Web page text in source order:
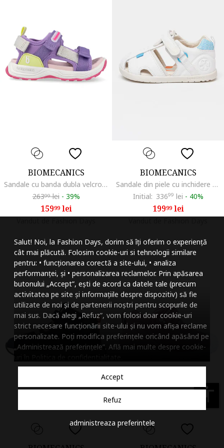
Salut! Noi, la Fashion Days, dorim să îți oferim o experiență
cât mai plăcută. Folosim cookie-uri si tehnologii similare
pentru: • funcționarea corectă a site-ului, • analiza
performanței, și • personalizarea reclamelor. Prin apăsarea
butonului „Accept”, ești de acord ca datele tale (precum
activitatea pe site și informațiile despre dispozitiv) să fie
utilizate de noi și de partenerii noștri pentru scopurile de
mai sus. Dacă alegi „Refuz”, vom folosi doar cookie-uri
strict necesare funcționării site-ului și nu vom afișa reclame
personalizate. Poți modifica preferințele oricând apăsând pe
„Administrează preferințele”. Află mai multe despre cookie-
Accept
Refuz
administreaza preferintele
BIOMECANICS
Sandale cu banda dubla velcro, Verde pal/Lila/Alb optic
26399lei - 39%
15999lei
BIOMECANICS
Sandale din piele cu inchidere velcro, Alb/Albastru
Initial: 33699 lei - 40%
19999lei
accessibility
Micsoreaza
Mareste spatierea
Micsoreaza
Mareste inaltimea
Micsoreaza
Inverseaza culorile
Nuante de gri
Cursor mare
Subliniaza link-urile
Dezactiveaza